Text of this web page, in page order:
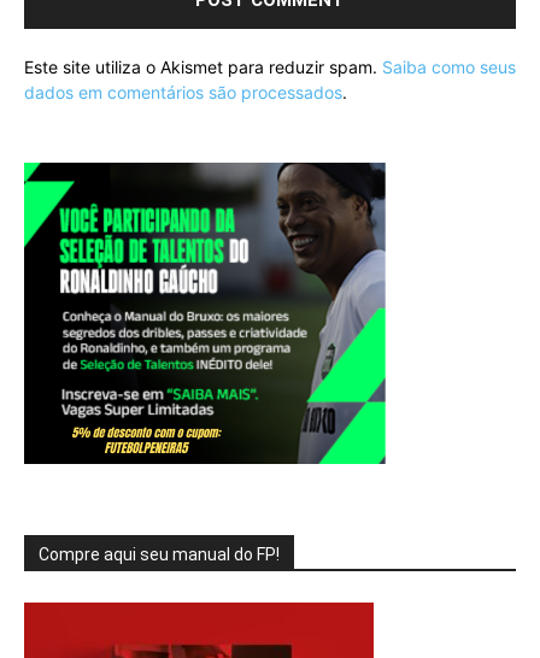
Este site utiliza o Akismet para reduzir spam. Saiba como seus
dados em comentários são processados.
Compre aqui seu manual do FP!